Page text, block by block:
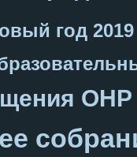
год 2019
ОНР